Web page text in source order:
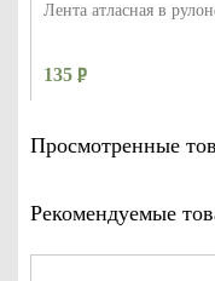
Лента атласная в
135
Просмотренные
Рекомендуемые